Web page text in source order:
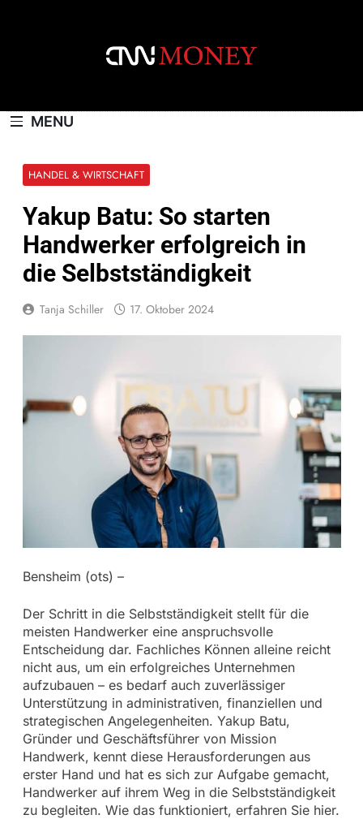
MENU
HANDEL & WIRTSCHAFT
Yakup Batu: So starten
Handwerker erfolgreich in
die Selbstständigkeit
Tanja Schiller 17. Oktober 2024
Bensheim (ots) –
Der Schritt in die Selbstständigkeit stellt für die
meisten Handwerker eine anspruchsvolle
Entscheidung dar. Fachliches Können alleine reicht
nicht aus, um ein erfolgreiches Unternehmen
aufzubauen – es bedarf auch zuverlässiger
Unterstützung in administrativen, finanziellen und
strategischen Angelegenheiten. Yakup Batu,
Gründer und Geschäftsführer von Mission
Handwerk, kennt diese Herausforderungen aus
erster Hand und hat es sich zur Aufgabe gemacht,
Handwerker auf ihrem Weg in die Selbstständigkeit
zu begleiten. Wie das funktioniert, erfahren Sie hier.